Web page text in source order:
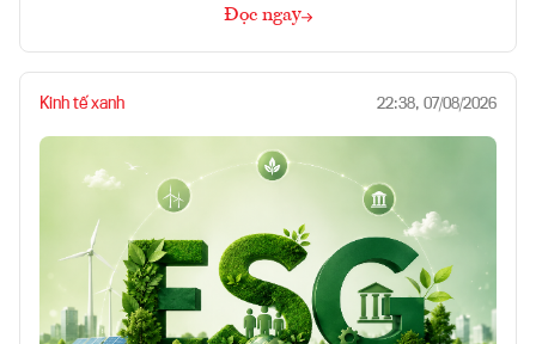
Đọc ngay
Kinh tế xanh 22:38, 07/08/2026